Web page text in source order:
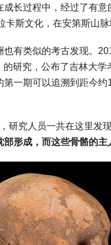
成长过程中，经过了有意
卡斯文化，在安第斯山
也有类似的考古发现。
的研究，公布了吉林大
第一期可以追溯到距今
研究人员一共在这里发
部形成，而这些骨骼的